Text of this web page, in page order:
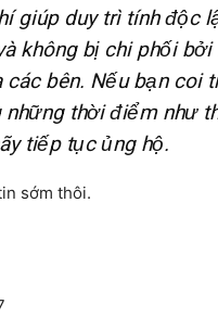
giúp duy trì tính độc
không bị chi phối
các bên. Nếu bạn coi
những thời điểm như
tiếp tục ủng hộ.
sớm thôi.